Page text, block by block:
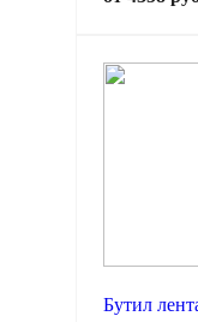
Бутил